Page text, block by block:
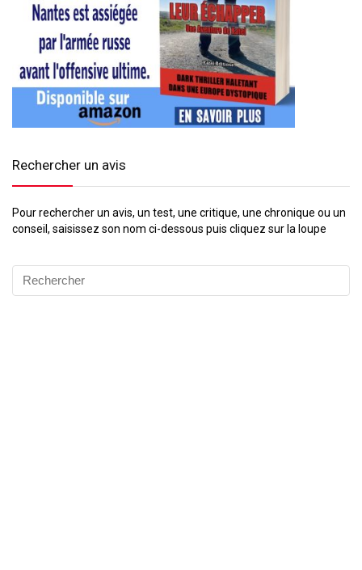
Rechercher un avis
Pour rechercher un avis, un test, une critique, une chronique ou un
conseil, saisissez son nom ci-dessous puis cliquez sur la loupe